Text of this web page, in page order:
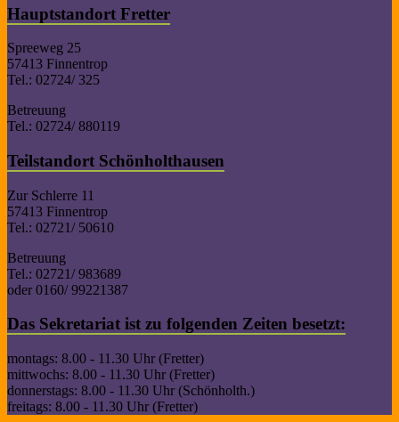
Hauptstandort Fretter
Spreeweg 25
57413 Finnentrop
Tel.: 02724/ 325
Betreuung
Tel.: 02724/ 880119
Teilstandort Schönholthausen
Zur Schlerre 11
57413 Finnentrop
Tel.: 02721/ 50610
Betreuung
Tel.: 02721/ 983689
oder 0160/ 99221387
Das Sekretariat ist zu folgenden Zeiten besetzt:
montags: 8.00 - 11.30 Uhr (Fretter)
mittwochs: 8.00 - 11.30 Uhr (Fretter)
donnerstags: 8.00 - 11.30 Uhr (Schönholth.)
freitags: 8.00 - 11.30 Uhr (Fretter)